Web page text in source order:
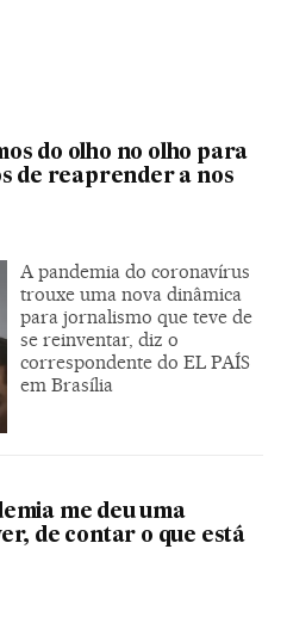
do olho no olho para
de reaprender a nos
A pandemia do coronavírus
trouxe uma nova dinâmica
para jornalismo que teve de
se reinventar, diz o
correspondente do EL PAÍS
em Brasília
me deu uma
de contar o que está